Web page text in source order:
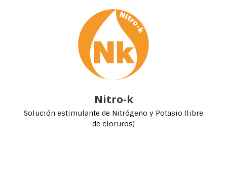
Nitro-k
Solución estimulante de Nitrógeno y Potasio (libre
de cloruros)